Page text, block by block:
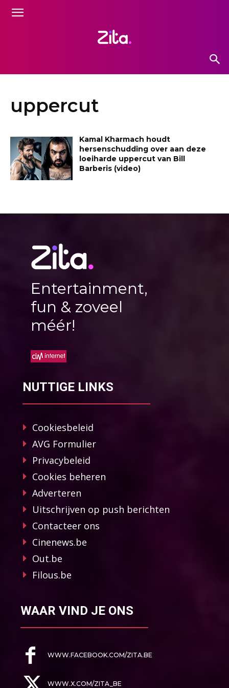
uppercut
Kamal Kharmach houdt
hersenschudding over aan deze
loeiharde uppercut van Bill
Barberis (video)
Entertainment,
fun & zoveel
méér!
NUTTIGE LINKS
Cookiesbeleid
AVG Formulier
Privacybeleid
Cookies beheren
Adverteren
Uitschrijven op push berichten
Contacteer ons
Cinenews.be
Out.be
Filous.be
WAAR VIND JE ONS
WWW.FACEBOOK.COM/ZITA.BE
WWW.X.COM/ZITA_BE